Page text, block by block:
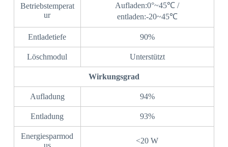
Betriebstemperat
ur
Aufladen:0°~45℃ /
entladen:-20~45℃
Entladetiefe 90%
Löschmodul Unterstützt
Wirkungsgrad
Aufladung 94%
Entladung 93%
Energiesparmod
us
<20 W